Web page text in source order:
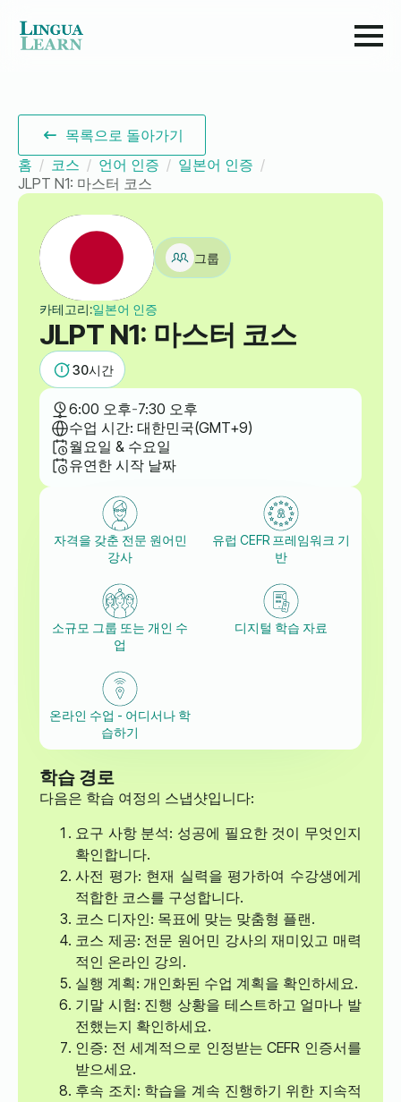
목록으로 돌아가기
홈
코스 언어 인증
일본어 인증
JLPT N1: 마스터 코스
그룹
카테고리:일본어 인증
JLPT N1: 마스터 코스
30시간
6:00 오후-7:30 오후
수업 시간: 대한민국(GMT+9)
월요일 & 수요일
유연한 시작 날짜
자격을 갖춘 전문 원어민
강사
유럽 CEFR 프레임워크 기
반
소규모 그룹 또는 개인 수
업
디지털 학습 자료
온라인 수업 - 어디서나 학
습하기
학습 경로
다음은 학습 여정의 스냅샷입니다:
요구 사항 분석: 성공에 필요한 것이 무엇인지
확인합니다.
사전 평가: 현재 실력을 평가하여 수강생에게
적합한 코스를 구성합니다.
코스 디자인: 목표에 맞는 맞춤형 플랜.
코스 제공: 전문 원어민 강사의 재미있고 매력
적인 온라인 강의.
실행 계획: 개인화된 수업 계획을 확인하세요.
기말 시험: 진행 상황을 테스트하고 얼마나 발
전했는지 확인하세요.
인증: 전 세계적으로 인정받는 CEFR 인증서를
받으세요.
후속 조치: 학습을 계속 진행하기 위한 지속적